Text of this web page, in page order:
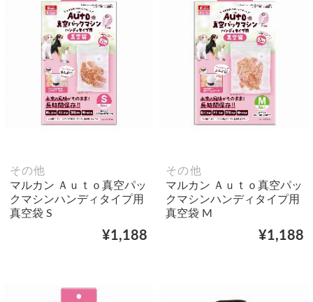
その他
マルカン Ａｕｔｏ真空パッ
クマシンハンディタイプ用
真空袋 S
¥1,188
その他
マルカン Ａｕｔｏ真空パッ
クマシンハンディタイプ用
真空袋 M
¥1,188